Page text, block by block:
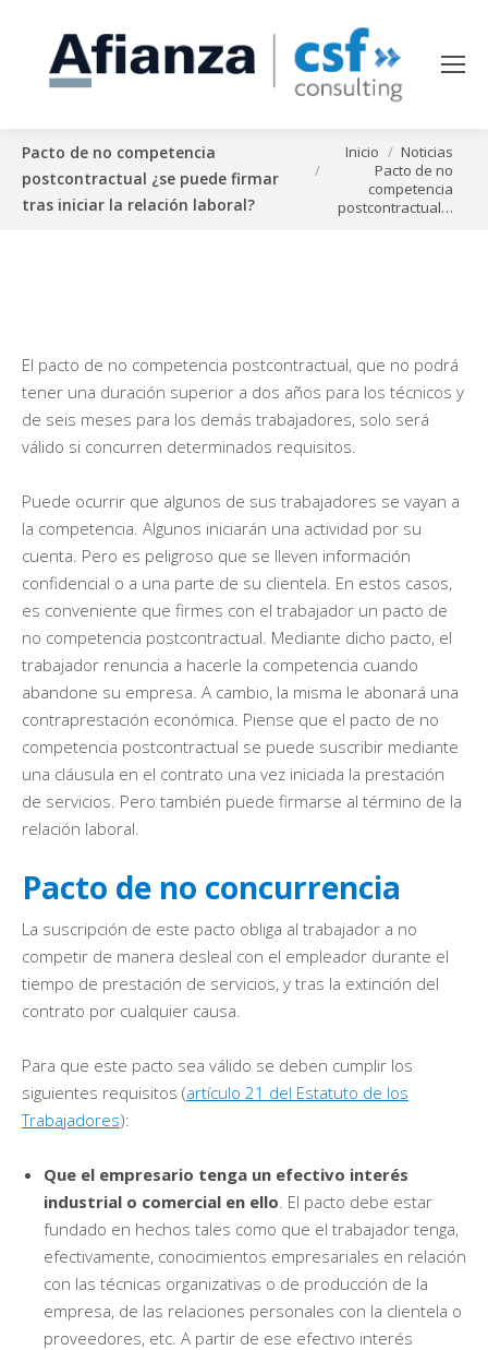
Pacto de no competencia
postcontractual ¿se puede firmar
tras iniciar la relación laboral?
Estás aquí:
Inicio
Noticias
Pacto de no
competencia
postcontractual…
El pacto de no competencia postcontractual, que no podrá
tener una duración superior a dos años para los técnicos y
de seis meses para los demás trabajadores, solo será
válido si concurren determinados requisitos.
Puede ocurrir que algunos de sus trabajadores se vayan a
la competencia. Algunos iniciarán una actividad por su
cuenta. Pero es peligroso que se lleven información
confidencial o a una parte de su clientela. En estos casos,
es conveniente que firmes con el trabajador un pacto de
no competencia postcontractual. Mediante dicho pacto, el
trabajador renuncia a hacerle la competencia cuando
abandone su empresa. A cambio, la misma le abonará una
contraprestación económica. Piense que el pacto de no
competencia postcontractual se puede suscribir mediante
una cláusula en el contrato una vez iniciada la prestación
de servicios. Pero también puede firmarse al término de la
relación laboral.
Pacto de no concurrencia
La suscripción de este pacto obliga al trabajador a no
competir de manera desleal con el empleador durante el
tiempo de prestación de servicios, y tras la extinción del
contrato por cualquier causa.
Para que este pacto sea válido se deben cumplir los
siguientes requisitos (artículo 21 del Estatuto de los
Trabajadores):
Que el empresario tenga un efectivo interés
industrial o comercial en ello . El pacto debe estar
fundado en hechos tales como que el trabajador tenga,
efectivamente, conocimientos empresariales en relación
con las técnicas organizativas o de producción de la
empresa, de las relaciones personales con la clientela o
proveedores, etc. A partir de ese efectivo interés